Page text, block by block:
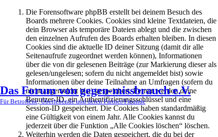
Das Forum von gegen-missbrauch e.V.
Für Betroffene, Überlebende und deren Partner/Freunde
Die Forensoftware phpBB erstellt bei deinem Besuch des
Boards mehrere Cookies. Cookies sind kleine Textdateien, die
dein Browser als temporäre Dateien ablegt und die zwischen
den einzelnen Aufrufen des Boards erhalten bleiben. In diesen
Cookies sind die aktuelle ID deiner Sitzung (damit dir alle
Seitenaufrufe zugeordnet werden können), Informationen
über die von dir gelesenen Beiträge (zur Markierung dieser als
gelesen/ungelesen; sofern du nicht angemeldet bist) sowie
Informationen über deine Teilnahme an Umfragen (sofern du
nicht angemeldet bist) gespeichert. Ferner werden deine
Benutzer-ID, ein Authentifizierungsschlüssel und eine
Session-ID gespeichert. Die Cookies haben standardmäßig
eine Gültigkeit von einem Jahr. Alle Cookies kannst du
jederzeit über die Funktion „Alle Cookies löschen“ löschen.
Weiterhin werden die Daten gespeichert, die du bei der